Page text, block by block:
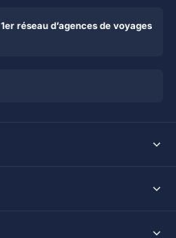
1er réseau d’agences de voyages